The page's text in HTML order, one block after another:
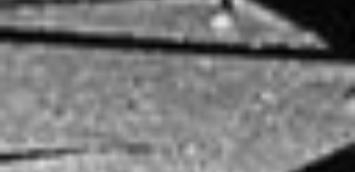
Arbeitsbeispiele Industriefotografie